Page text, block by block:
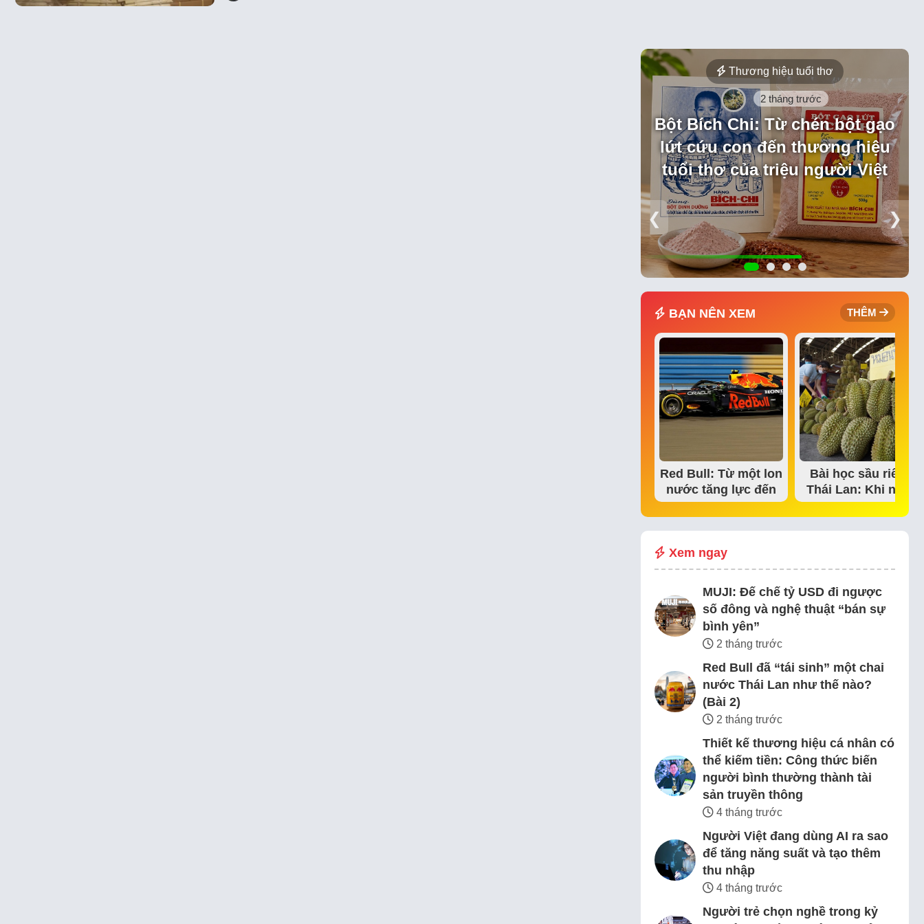
Thương hiệu tuổi thơ
2 tháng trước
Bột Bích Chi: Từ chén bột gạo
lứt cứu con đến thương hiệu
tuổi thơ của triệu người Việt
❮ ❯
BẠN NÊN XEM THÊM
Red Bull: Từ một lon
nước tăng lực đến
đế chế thể…
Bài học sầu riêng
Thái Lan: Khi niềm
tin thị trường bắt…
Xem ngay
MUJI: Đế chế tỷ USD đi ngược
số đông và nghệ thuật “bán sự
bình yên”
2 tháng trước
Red Bull đã “tái sinh” một chai
nước Thái Lan như thế nào?
(Bài 2)
2 tháng trước
Thiết kế thương hiệu cá nhân có
thể kiếm tiền: Công thức biến
người bình thường thành tài
sản truyền thông
4 tháng trước
Người Việt đang dùng AI ra sao
để tăng năng suất và tạo thêm
thu nhập
4 tháng trước
Người trẻ chọn nghề trong kỷ